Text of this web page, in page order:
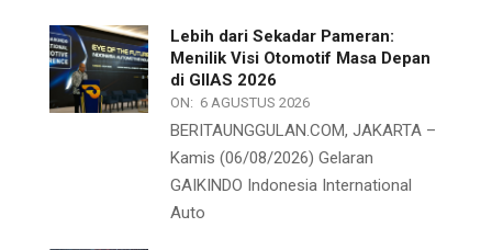
Lebih dari Sekadar Pameran:
Menilik Visi Otomotif Masa Depan
di GIIAS 2026
ON: 6 AGUSTUS 2026
BERITAUNGGULAN.COM, JAKARTA –
Kamis (06/08/2026) Gelaran
GAIKINDO Indonesia International
Auto